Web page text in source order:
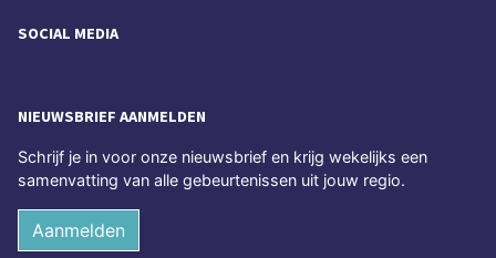
SOCIAL MEDIA
NIEUWSBRIEF AANMELDEN
Schrijf je in voor onze nieuwsbrief en krijg wekelijks een
samenvatting van alle gebeurtenissen uit jouw regio.
Aanmelden